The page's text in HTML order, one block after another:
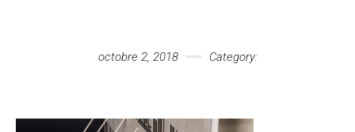
octobre 2, 2018 Category: